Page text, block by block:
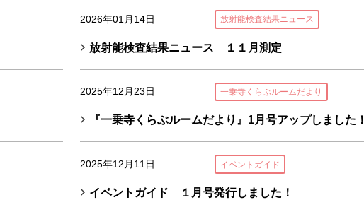
2026年01月14日 放射能検査結果ニュース
放射能検査結果ニュース １１月測定
2025年12月23日 一乗寺くらぶルームだより
『一乗寺くらぶルームだより』1月号アップしました！
2025年12月11日 イベントガイド
イベントガイド １月号発行しました！